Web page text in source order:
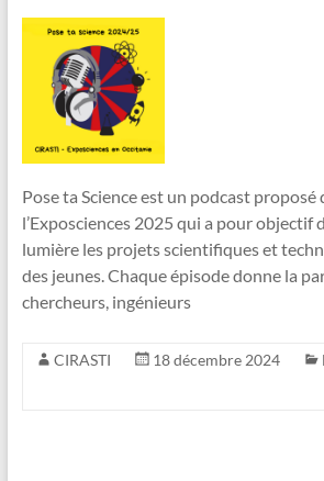
Pose ta Science est un podcast proposé
l’Exposciences 2025 qui a pour objectif
lumière les projets scientifiques et
des jeunes. Chaque épisode donne la
chercheurs, ingénieurs
CIRASTI 18 décembre 2024